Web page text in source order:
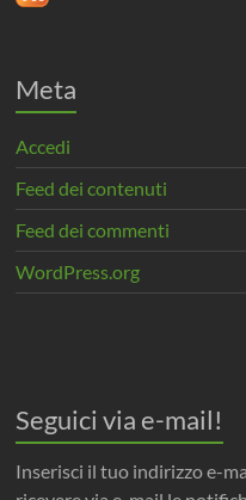
Meta
Accedi
Feed dei contenuti
Feed dei commenti
WordPress.org
Seguici via e-mail!
Inserisci il tuo indirizzo e-